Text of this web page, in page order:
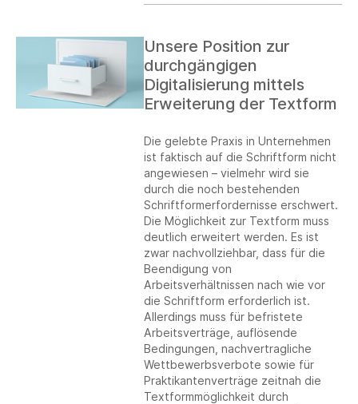
Unsere Position zur
durchgängigen
Digitalisierung mittels
Erweiterung der Textform
Die gelebte Praxis in Unternehmen
ist faktisch auf die Schriftform nicht
angewiesen – vielmehr wird sie
durch die noch bestehenden
Schriftformerfordernisse erschwert.
Die Möglichkeit zur Textform muss
deutlich erweitert werden. Es ist
zwar nachvollziehbar, dass für die
Beendigung von
Arbeitsverhältnissen nach wie vor
die Schriftform erforderlich ist.
Allerdings muss für befristete
Arbeitsverträge, auflösende
Bedingungen, nachvertragliche
Wettbewerbsverbote sowie für
Praktikantenverträge zeitnah die
Textformmöglichkeit durch